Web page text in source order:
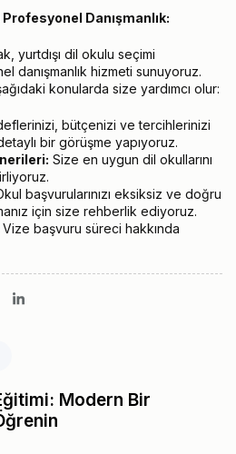
Danışmanlık:
yurtdışı dil okulu seçimi
danışmanlık hizmeti sunuyoruz.
konularda size yardımcı olur:
bütçenizi ve tercihlerinizi
bir görüşme yapıyoruz.
Size en uygun dil okullarını
başvurularınızı eksiksiz ve doğru
için size rehberlik ediyoruz.
Vize başvuru süreci hakkında
Modern Bir